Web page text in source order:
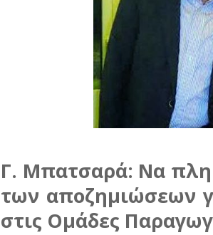
Γ. Μπατσαρά: Να
των αποζημιώσεων
στις Ομάδες